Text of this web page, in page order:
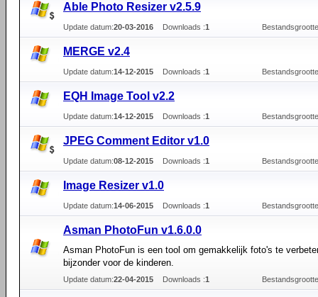
Able Photo Resizer v2.5.9
Update datum:20-03-2016 Downloads :1
MERGE v2.4
Update datum:14-12-2015 Downloads :1
EQH Image Tool v2.2
Update datum:14-12-2015 Downloads :1
JPEG Comment Editor v1.0
Update datum:08-12-2015 Downloads :1
Image Resizer v1.0
Update datum:14-06-2015 Downloads :1
Asman PhotoFun v1.6.0.0
Asman PhotoFun is een tool om gemakkelijk foto's te
bijzonder voor de kinderen.
Update datum:22-04-2015 Downloads :1